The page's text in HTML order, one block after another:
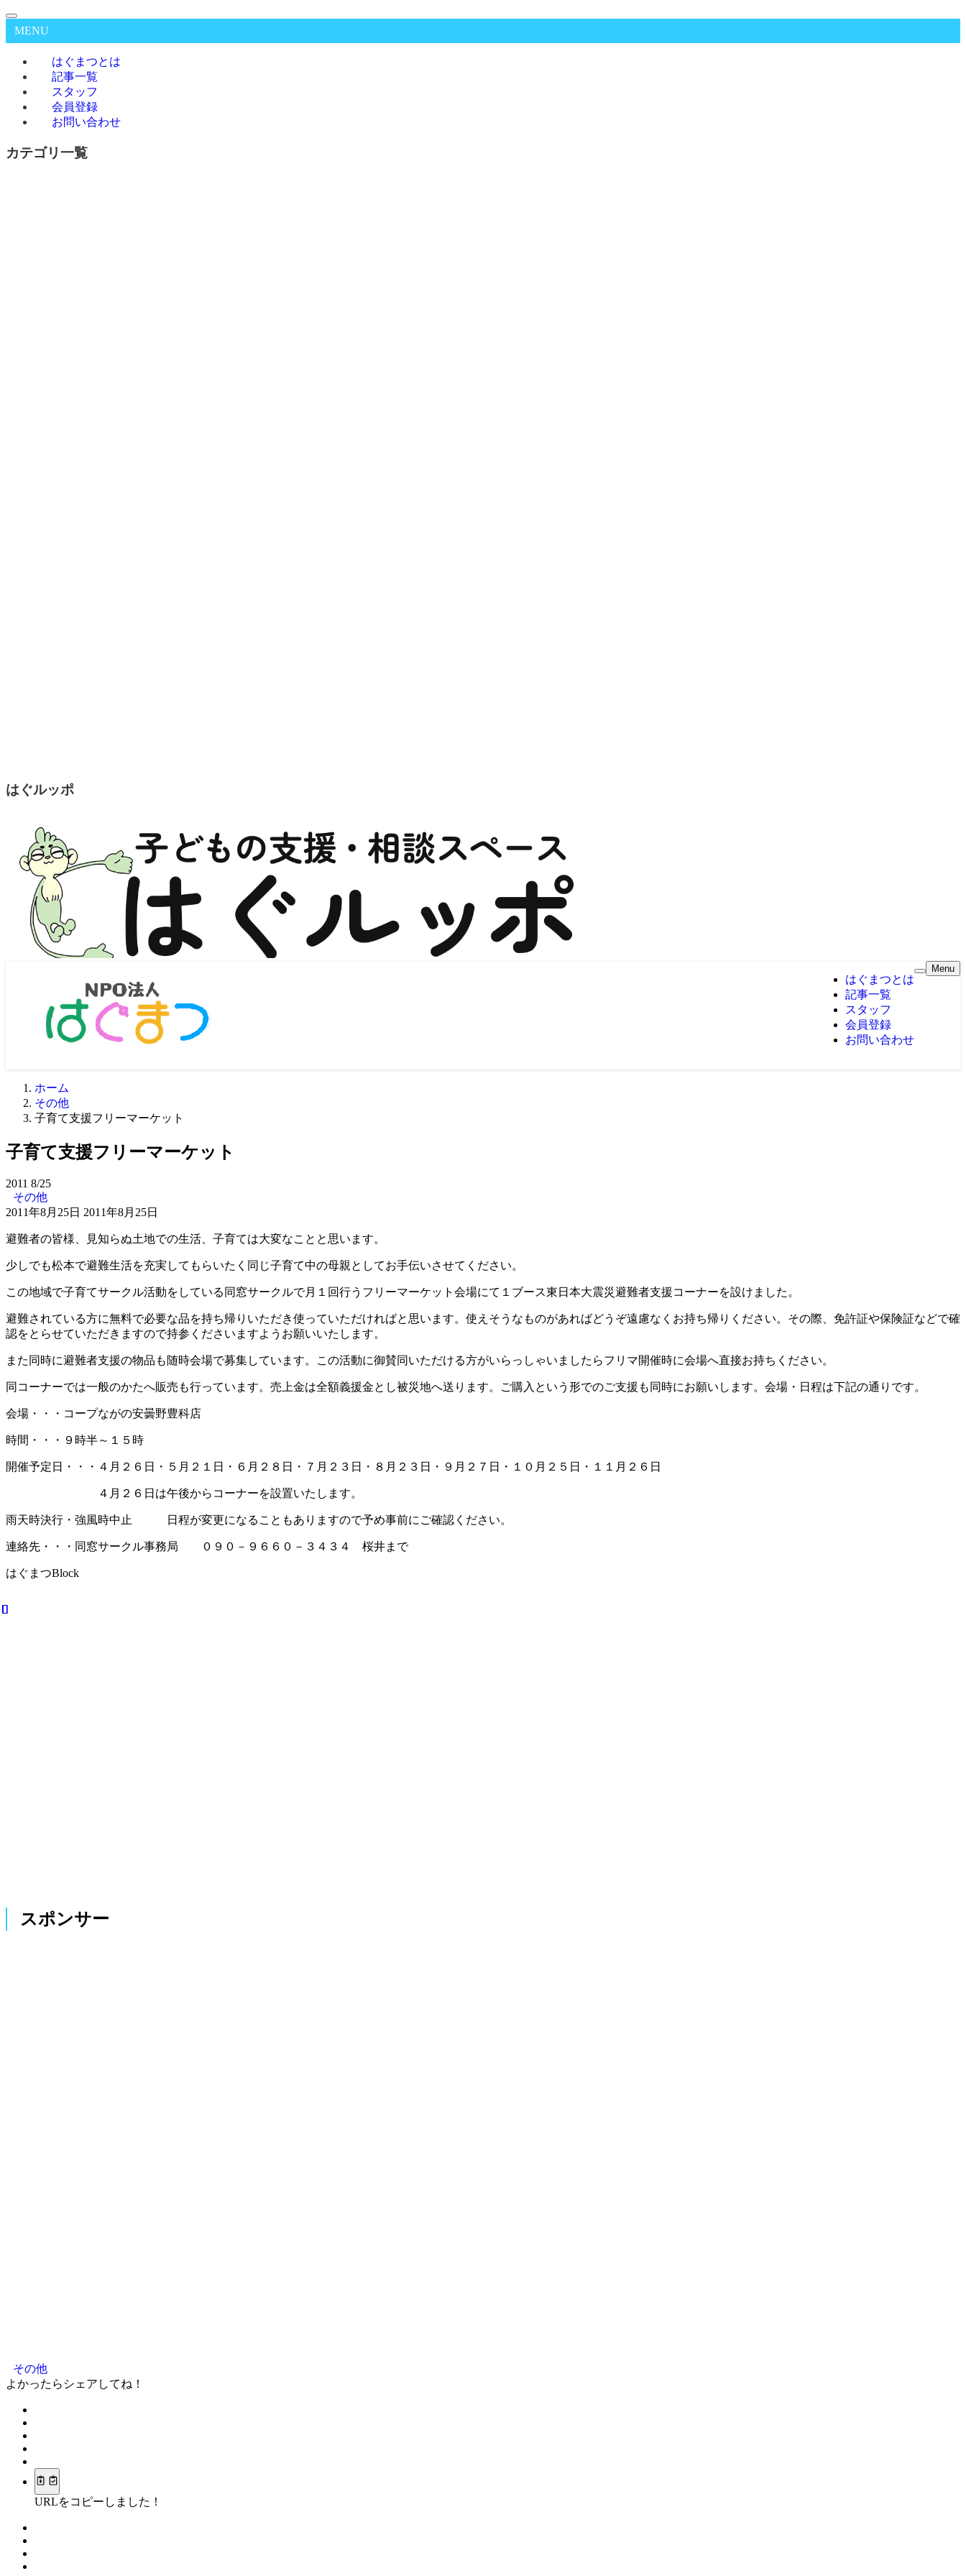
MENU
はぐまつとは
記事一覧
スタッフ
会員登録
お問い合わせ
カテゴリ一覧
はぐルッポ
はぐまつとは
記事一覧
スタッフ
会員登録
お問い合わせ
Menu
ホーム
その他
子育て支援フリーマーケット
子育て支援フリーマーケット
2011 8/25
その他
2011年8月25日 2011年8月25日
避難者の皆様、見知らぬ土地での生活、子育ては大変なことと思います。
少しでも松本で避難生活を充実してもらいたく同じ子育て中の母親としてお手伝いさせてください。
この地域で子育てサークル活動をしている同窓サークルで月１回行うフリーマーケット会場にて１ブース東日本大震災避難者支援コーナーを設けました。
避難されている方に無料で必要な品を持ち帰りいただき使っていただければと思います。使えそうなものがあればどうぞ遠慮なくお持ち帰りください。その際、免許証や保険証などで確
認をとらせていただきますので持参くださいますようお願いいたします。
また同時に避難者支援の物品も随時会場で募集しています。この活動に御賛同いただける方がいらっしゃいましたらフリマ開催時に会場へ直接お持ちください。
同コーナーでは一般のかたへ販売も行っています。売上金は全額義援金とし被災地へ送ります。ご購入という形でのご支援も同時にお願いします。会場・日程は下記の通りです。
会場・・・コープながの安曇野豊科店
時間・・・９時半～１５時
開催予定日・・・４月２６日・５月２１日・６月２８日・７月２３日・８月２３日・９月２７日・１０月２５日・１１月２６日
４月２６日は午後からコーナーを設置いたします。
雨天時決行・強風時中止 日程が変更になることもありますので予め事前にご確認ください。
連絡先・・・同窓サークル事務局 ０９０－９６６０－３４３４ 桜井まで
はぐまつBlock
スポンサー
その他
よかったらシェアしてね！
URLをコピーしました！